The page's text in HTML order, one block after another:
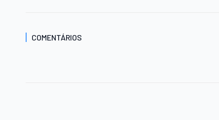
COMENTÁRIOS